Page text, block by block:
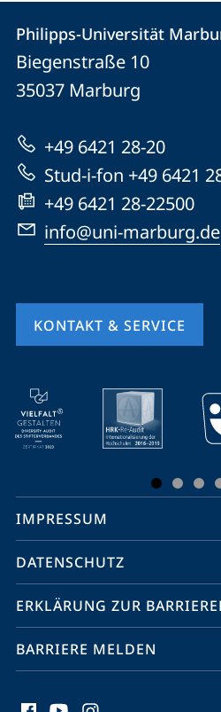
Kontakt
und
Informationen
zur
Website
Kontaktinformationen
Philipps-
Universität
Marburg
Philipps-Universität
Biegenstraße 10
35037 Marburg
+49 6421 28-20
Stud-i-fon +49 6421
+49 6421 28-22500
info@uni-marburg.de
KONTAKT & SERVICE
Mobile-
Service-
Navigation
Social
Media
Kontakte
IMPRESSUM
DATENSCHUTZ
ERKLÄRUNG ZUR
BARRIERE MELDEN